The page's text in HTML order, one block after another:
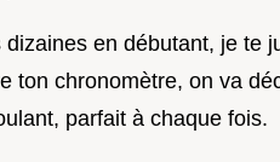
en débutant, je te
ton chronomètre, on va
parfait à chaque fois.